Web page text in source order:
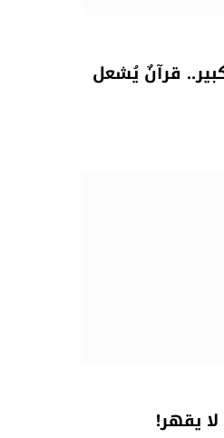
قرآنٌ يُشعل
يقهر!